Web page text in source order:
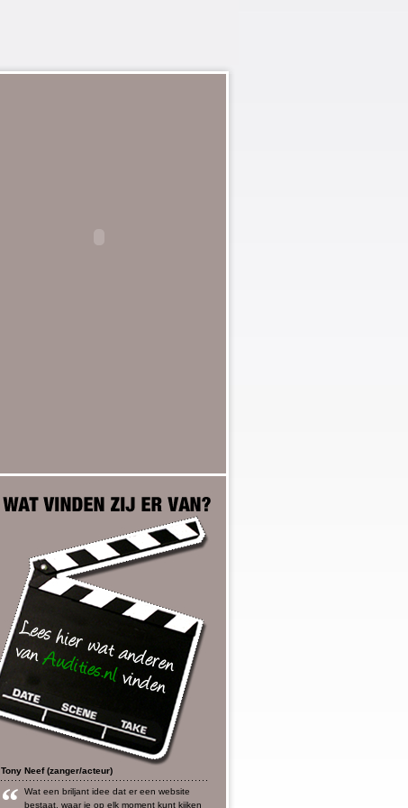
Tony Neef (zanger/acteur)
Wat een briljant idee dat er een website
bestaat, waar je op elk moment kunt kijken